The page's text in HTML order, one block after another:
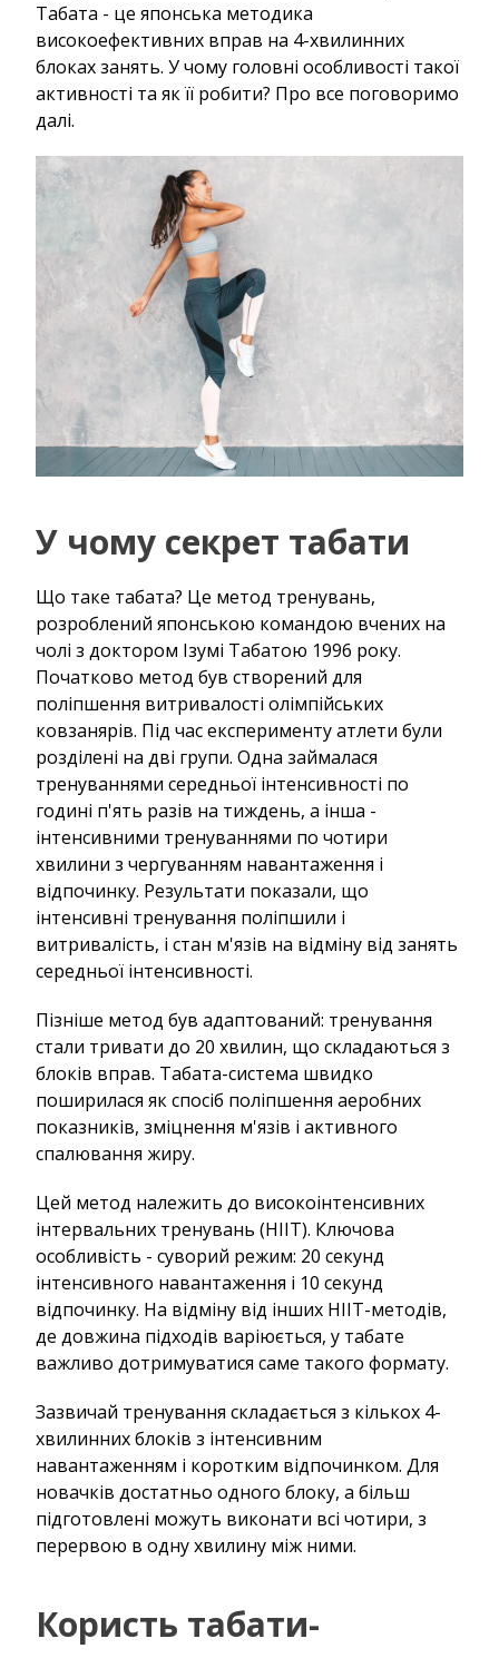
Табата - це японська методика
високоефективних вправ на 4-хвилинних
блоках занять. У чому головні особливості такої
активності та як її робити? Про все поговоримо
далі.
У чому секрет табати
Що таке табата? Це метод тренувань,
розроблений японською командою вчених на
чолі з доктором Ізумі Табатою 1996 року.
Початково метод був створений для
поліпшення витривалості олімпійських
ковзанярів. Під час експерименту атлети були
розділені на дві групи. Одна займалася
тренуваннями середньої інтенсивності по
годині п'ять разів на тиждень, а інша -
інтенсивними тренуваннями по чотири
хвилини з чергуванням навантаження і
відпочинку. Результати показали, що
інтенсивні тренування поліпшили і
витривалість, і стан м'язів на відміну від занять
середньої інтенсивності.
Пізніше метод був адаптований: тренування
стали тривати до 20 хвилин, що складаються з
блоків вправ. Табата-система швидко
поширилася як спосіб поліпшення аеробних
показників, зміцнення м'язів і активного
спалювання жиру.
Цей метод належить до високоінтенсивних
інтервальних тренувань (HIIT). Ключова
особливість - суворий режим: 20 секунд
інтенсивного навантаження і 10 секунд
відпочинку. На відміну від інших HIIT-методів,
де довжина підходів варіюється, у табате
важливо дотримуватися саме такого формату.
Зазвичай тренування складається з кількох 4-
хвилинних блоків з інтенсивним
навантаженням і коротким відпочинком. Для
новачків достатньо одного блоку, а більш
підготовлені можуть виконати всі чотири, з
перервою в одну хвилину між ними.
Користь табати-